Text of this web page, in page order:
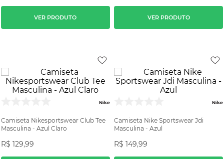
VER PRODUTO VER PRODUTO
Nike
Camiseta Nikesportswear Club Tee
Masculina - Azul Claro
R$ 129,99
Nike
Camiseta Nike Sportswear Jdi
Masculina - Azul
R$ 149,99